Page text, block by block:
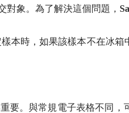
對象。為了解決這個問題，
本時，如果該樣本不在冰
要。與常規電子表格不同，